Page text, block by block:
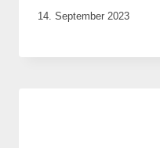
Von
Justh
14. September 2023